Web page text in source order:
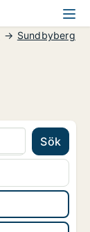
Sundbyberg
Sök